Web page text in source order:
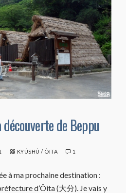
de Beppu
KYÛSHÛ / ÔITA 1
à ma prochaine destination :
d’Ôita (大分). Je vais y